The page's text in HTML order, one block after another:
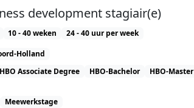
development stagiair(e)
10 - 40 weken
24 - 40 uur per week
Holland
HBO Associate Degree HBO-Bachelor HBO-Master
Meewerkstage